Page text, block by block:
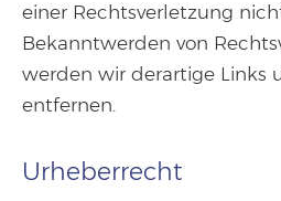
einer Rechtsverletzung
Bekanntwerden von
werden wir derartige Links
entfernen.
Urheberrecht